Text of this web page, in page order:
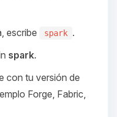
escribe
spark .
spark.
con tu versión de
Forge, Fabric,